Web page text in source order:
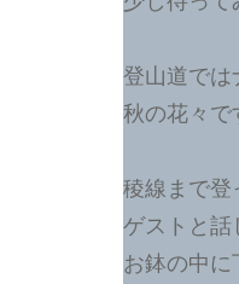
登山道では
秋の花々で
稜線まで登
ゲストと話
お鉢の中に